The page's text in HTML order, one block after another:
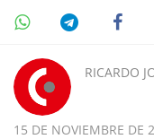
RICARDO
15 DE NOVIEMBRE DE